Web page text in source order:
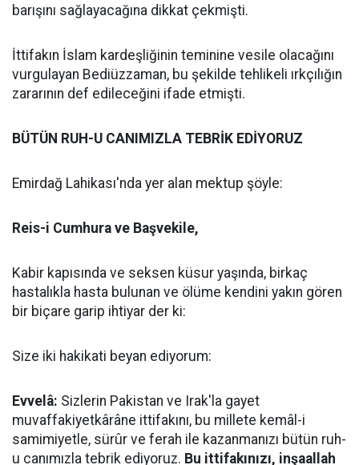
barışını sağlayacağına dikkat çekmişti.
İttifakın İslam kardeşliğinin teminine vesile olacağını
vurgulayan Bediüzzaman, bu şekilde tehlikeli ırkçılığın
zararının def edileceğini ifade etmişti.
BÜTÜN RUH-U CANIMIZLA TEBRİK EDİYORUZ
Emirdağ Lahikası'nda yer alan mektup şöyle:
Reis-i Cumhura ve Başvekile,
Kabir kapısında ve seksen küsur yaşında, birkaç
hastalıkla hasta bulunan ve ölüme kendini yakın gören
bir biçare garip ihtiyar der ki:
Size iki hakikati beyan ediyorum:
Evvelâ: Sizlerin Pakistan ve Irak'la gayet
muvaffakiyetkârâne ittifakını, bu millete kemâl-i
samimiyetle, sürûr ve ferah ile kazanmanızı bütün ruh-
u canımızla tebrik ediyoruz. Bu ittifakınızı, inşaallah